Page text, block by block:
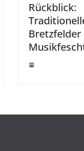
Rückblick:
Bretzfelder